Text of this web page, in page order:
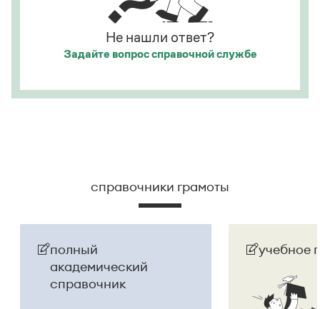
Не нашли ответ?
Задайте вопроссправочной службе
справочники грамоты
полный
академический
справочник
учебное